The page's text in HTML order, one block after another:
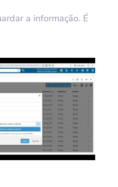
a informação. É